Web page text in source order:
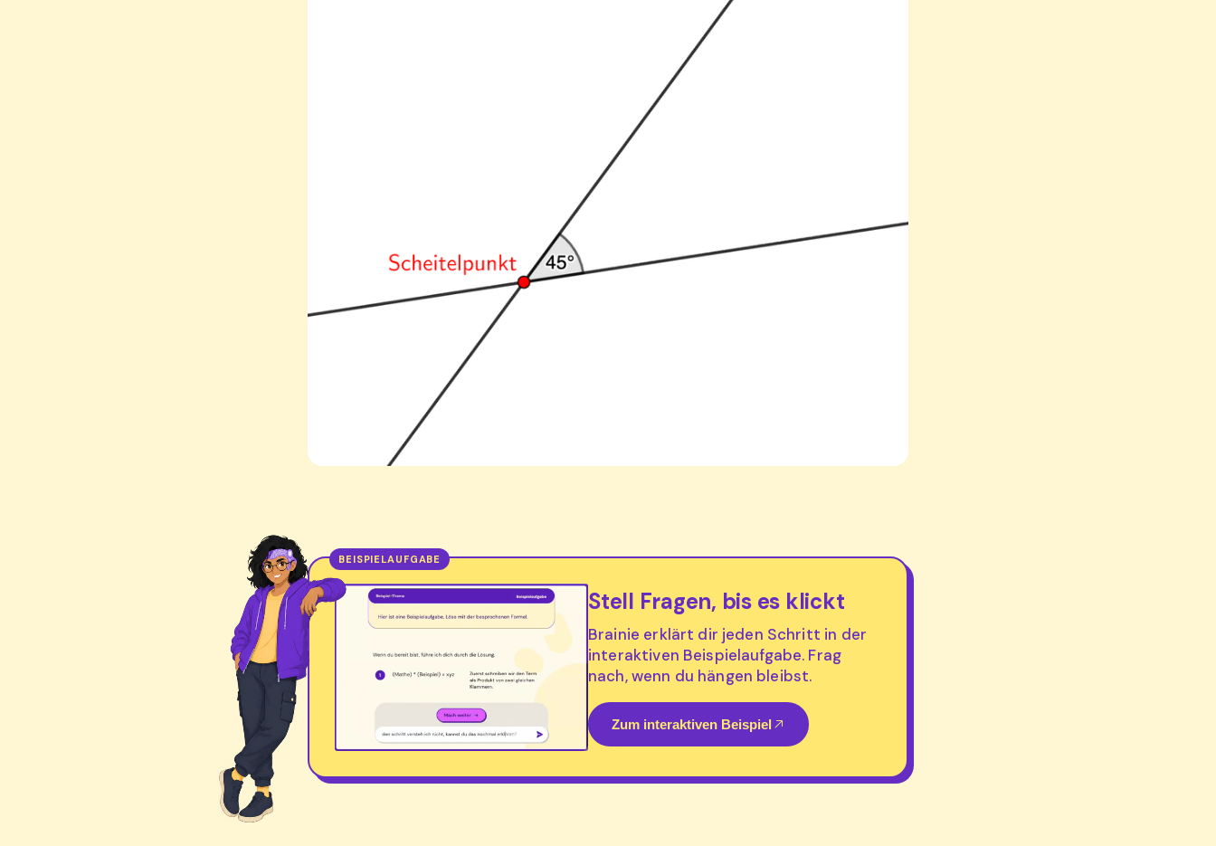
Stell Fragen, bis es klickt
Brainie erklärt dir jeden Schritt in der
interaktiven Beispielaufgabe. Frag
nach, wenn du hängen bleibst.
Zum interaktiven Beispiel